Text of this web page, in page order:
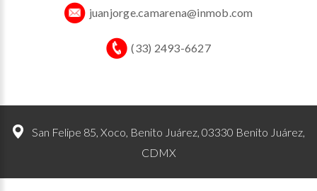
juanjorge.camarena@inmob.com
(33) 2493-6627
San Felipe 85, Xoco, Benito Juárez, 03330 Benito Juárez,
CDMX